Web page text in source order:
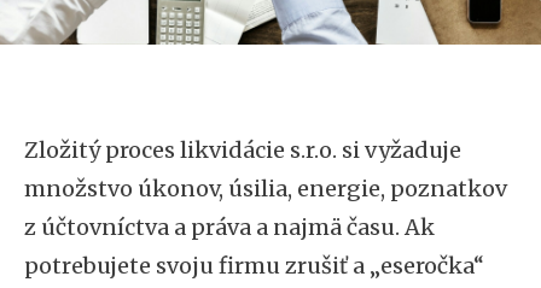
Zložitý proces likvidácie s.r.o. si vyžaduje
množstvo úkonov, úsilia, energie, poznatkov
z účtovníctva a práva a najmä času. Ak
potrebujete svoju firmu zrušiť a „eseročka“